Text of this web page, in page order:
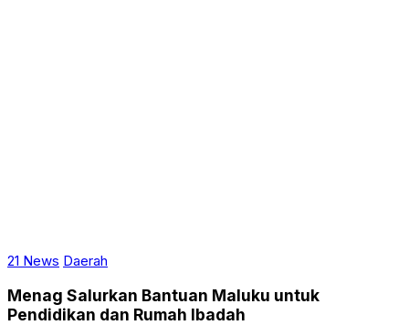
21 News Daerah
Menag Salurkan Bantuan Maluku untuk
Pendidikan dan Rumah Ibadah